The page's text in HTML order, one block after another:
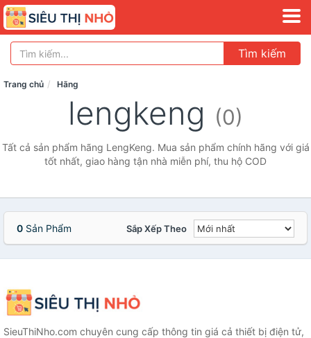
Tìm kiếm
Trang chủ Hãng
lengkeng (0)
Tất cả sản phẩm hãng LengKeng. Mua sản phẩm chính hãng với giá
tốt nhất, giao hàng tận nhà miễn phí, thu hộ COD
0 Sản Phẩm Sắp Xếp Theo
SieuThiNho.com chuyên cung cấp thông tin giá cả thiết bị điện tử,